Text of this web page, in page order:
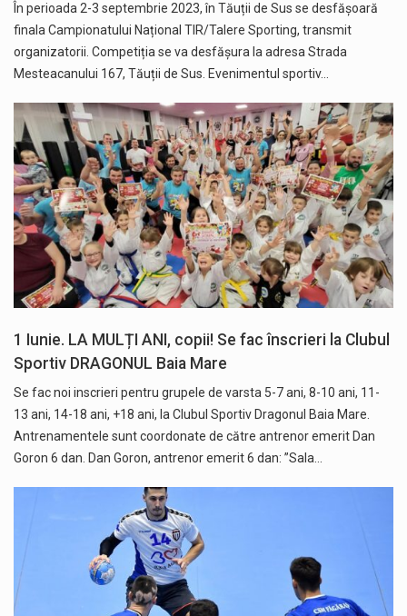
În perioada 2-3 septembrie 2023, în Tăuții de Sus se desfășoară
finala Campionatului Național TIR/Talere Sporting, transmit
organizatorii. Competiția se va desfășura la adresa Strada
Mesteacanului 167, Tăuții de Sus. Evenimentul sportiv…
1 Iunie. LA MULȚI ANI, copii! Se fac înscrieri la Clubul
Sportiv DRAGONUL Baia Mare
Se fac noi inscrieri pentru grupele de varsta 5-7 ani, 8-10 ani, 11-
13 ani, 14-18 ani, +18 ani, la Clubul Sportiv Dragonul Baia Mare.
Antrenamentele sunt coordonate de către antrenor emerit Dan
Goron 6 dan. Dan Goron, antrenor emerit 6 dan: ”Sala…